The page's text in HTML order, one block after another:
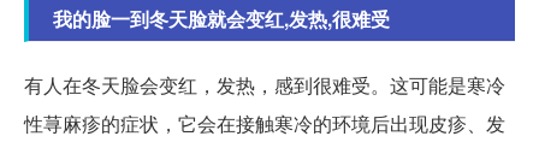
我的脸一到冬天脸就会变红,发热,很难受
有人在冬天脸会变红，发热，感到很难受。这可能是寒冷
性荨麻疹的症状，它会在接触寒冷的环境后出现皮疹、发